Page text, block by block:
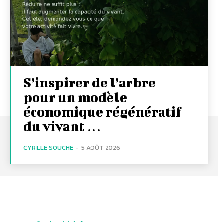
S’inspirer de l’arbre
pour un modèle
économique régénératif
du vivant …
CYRILLE SOUCHE - 5 AOÛT 2026